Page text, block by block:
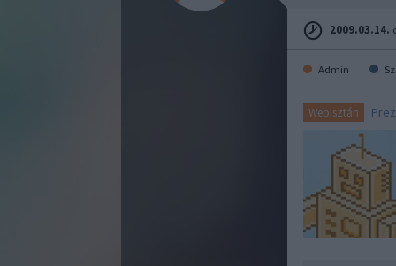
2009.03.14.
Admin
Webisztán